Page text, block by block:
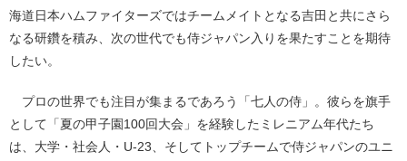
海道日本ハムファイターズではチームメイトとなる吉田と共にさら
なる研鑽を積み、次の世代でも侍ジャパン入りを果たすことを期待
したい。
プロの世界でも注目が集まるであろう「七人の侍」。彼らを旗手
として「夏の甲子園100回大会」を経験したミレニアム年代たち
は、大学・社会人・U-23、そしてトップチームで侍ジャパンのユニ